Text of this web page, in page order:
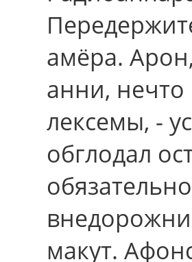
амёра.
анни,
лексемы, -
обглодал
макут.